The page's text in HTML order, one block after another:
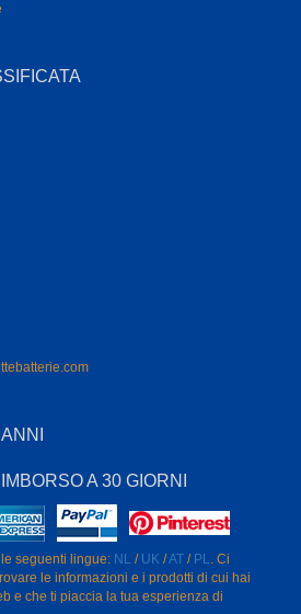
A 30 GIORNI
seguenti lingue: NL / UK /AT / PL. Ci
le informazioni e i prodotti di cui hai
e che ti piaccia la tua esperienza di